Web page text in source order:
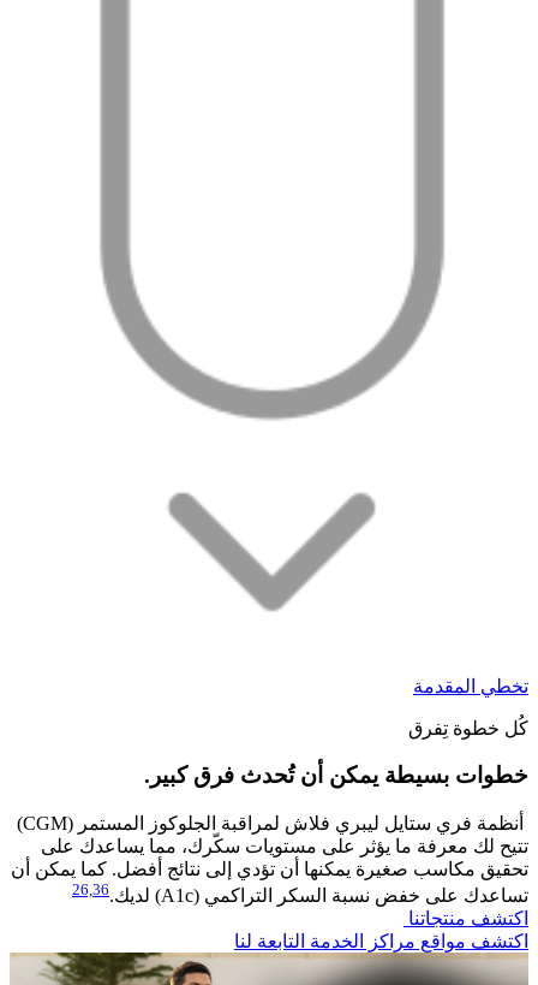
تخطي المقدمة
كُل خطوة تِفرق
خطوات بسيطة يمكن أن تُحدث فرق كبير.​
أنظمة فري ستايل ليبري فلاش لمراقبة الجلوكوز المستمر (CGM)
تتيح لك معرفة ما يؤثر على مستويات سكّرك، مما يساعدك على
تحقيق مكاسب صغيرة يمكنها أن تؤدي إلى نتائج أفضل. كما يمكن أن
تساعدك على خفض نسبة السكر التراكمي (A1c) لديك.
26, 36
اكتشف منتجاتنا
اكتشف مواقع مراكز الخدمة التابعة لنا​